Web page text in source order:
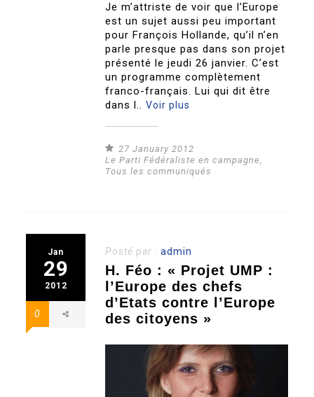
Je m’attriste de voir que l’Europe
est un sujet aussi peu important
pour François Hollande, qu’il n’en
parle presque pas dans son projet
présenté le jeudi 26 janvier. C’est
un programme complètement
franco-français. Lui qui dit être
dans l..Voir plus
27 January 2012
Le Parti Fédéraliste en campagne,
Tous les communiqués
Jan
29
2012
0
Posté par :admin
H. Féo : « Projet UMP :
l’Europe des chefs
d’Etats contre l’Europe
des citoyens »